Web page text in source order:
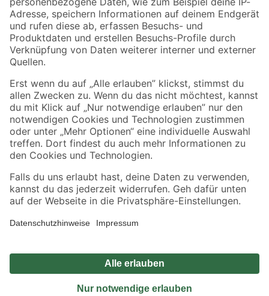
Zahlungsarten Versandarten
Sicher einkaufen
Jetzt die toom-App herunterladen
Alle Preisangaben in EUR inkl. gesetzl. MwSt.. Die dargestellten Angebote sind unter
Umständen nicht in allen Märkten verfügbar. Die angegebenen Verfügbarkeiten beziehen
Produkte nur solange der Vorrat reicht.
*Paketversand ab 59 € versandkostenfrei, gilt nicht für Artikel mit Speditionsversand, hier
Privatsphäre Impressum
Nutzungsbedingungen
Widerrufsrecht
Vertrag widerrufen